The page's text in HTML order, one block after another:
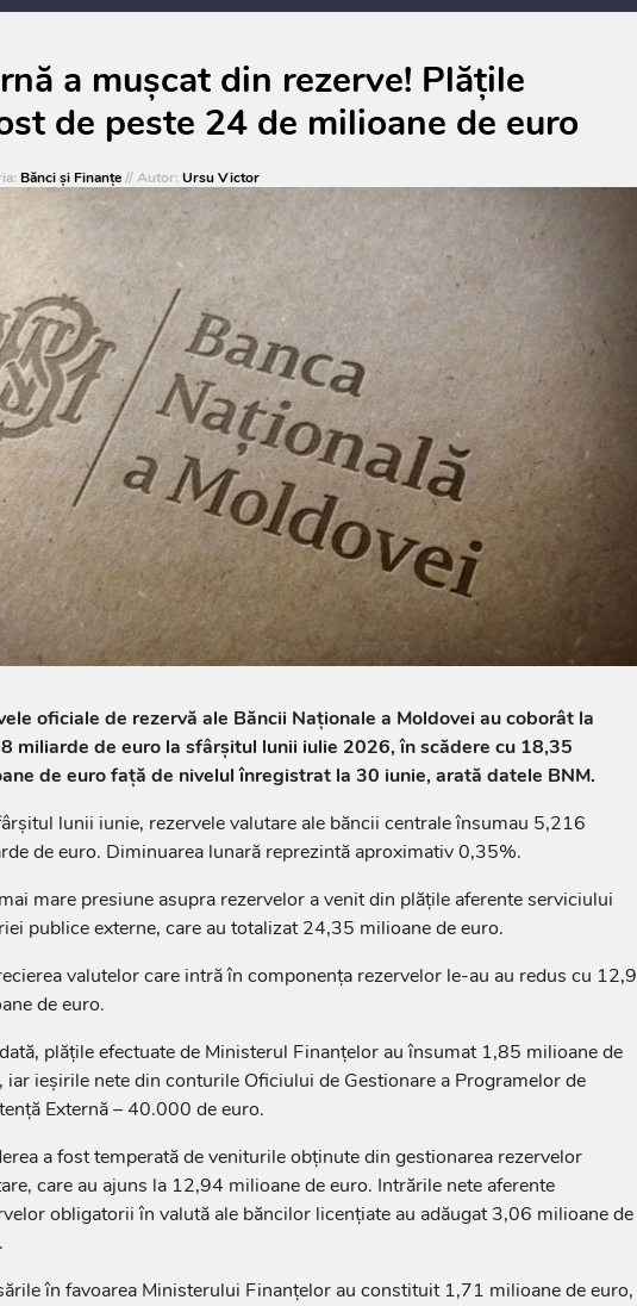
a mușcat din rezerve! Plățile
de peste 24 de milioane de euro
Bănci şi Finanţe// Autor: Ursu Victor
oficiale de rezervă ale Băncii Naționale a Moldovei au coborât la
miliarde de euro la sfârșitul lunii iulie 2026, în scădere cu 18,35
de euro față de nivelul înregistrat la 30 iunie, arată datele BNM.
lunii iunie, rezervele valutare ale băncii centrale însumau 5,216
de euro. Diminuarea lunară reprezintă aproximativ 0,35%.
mare presiune asupra rezervelor a venit din plățile aferente serviciului
publice externe, care au totalizat 24,35 milioane de euro.
valutelor care intră în componența rezervelor le-au au redus cu 12,9
de euro.
plățile efectuate de Ministerul Finanțelor au însumat 1,85 milioane de
iar ieșirile nete din conturile Oficiului de Gestionare a Programelor de
Externă – 40.000 de euro.
a fost temperată de veniturile obținute din gestionarea rezervelor
care au ajuns la 12,94 milioane de euro. Intrările nete aferente
obligatorii în valută ale băncilor licențiate au adăugat 3,06 milioane de
în favoarea Ministerului Finanțelor au constituit 1,71 milioane de euro,